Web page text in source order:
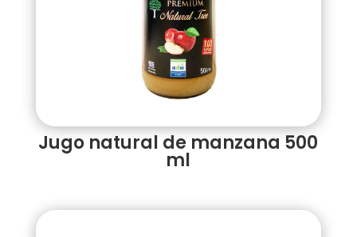
Jugo natural de manzana 500
ml